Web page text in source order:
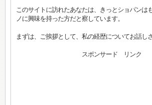
このサイトに訪れたあなたは、きっとショパンは
ノに興味を持った方だと察しています。
まずは、ご挨拶として、私の経歴についてお話し
スポンサード リンク